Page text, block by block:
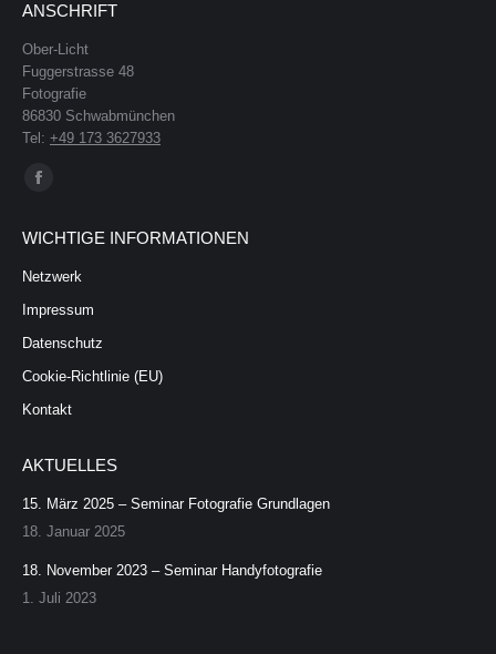
ANSCHRIFT
Ober-Licht
Fuggerstrasse 48
Fotografie
86830 Schwabmünchen
Tel: +49 173 3627933
Finden Sie uns auf:
Facebook
opens
in
new
window
WICHTIGE INFORMATIONEN
Netzwerk
Impressum
Datenschutz
Cookie-Richtlinie (EU)
Kontakt
AKTUELLES
15. März 2025 – Seminar Fotografie Grundlagen
18. Januar 2025
18. November 2023 – Seminar Handyfotografie
1. Juli 2023